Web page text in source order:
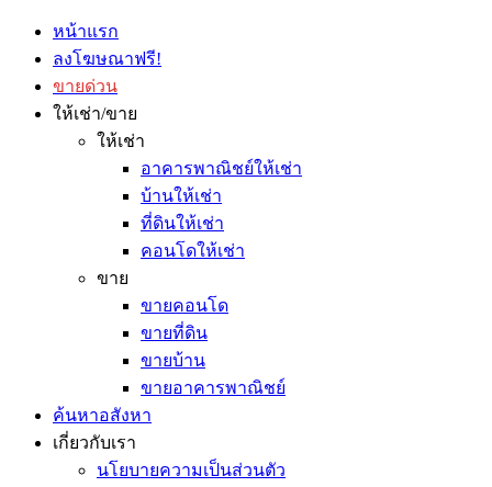
หน้าแรก
ลงโฆษณาฟรี!
ขายด่วน
ให้เช่า/ขาย
ให้เช่า
อาคารพาณิชย์ให้เช่า
บ้านให้เช่า
ที่ดินให้เช่า
คอนโดให้เช่า
ขาย
ขายคอนโด
ขายที่ดิน
ขายบ้าน
ขายอาคารพาณิชย์
ค้นหาอสังหา
เกี่ยวกับเรา
นโยบายความเป็นส่วนตัว